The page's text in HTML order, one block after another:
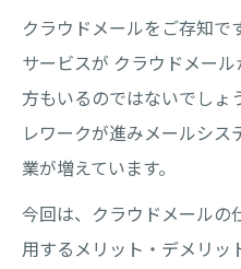
クラウドメールをご存知
サービスが クラウドメー
方もいるのではないでしょ
レワークが進みメールシ
業が増えています。
今回は、クラウドメールの
用するメリット・デメリッ